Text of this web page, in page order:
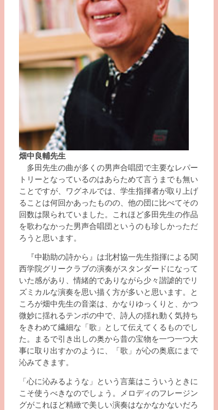
畑中良輔先生
多田先生の曲が多くの男声合唱団で主要なレパー
トリーとなっているのはあらためて言うまでも無い
ことですが、ワグネルでは、学生指揮者が取り上げ
ることは何回かあったものの、他の団に比べてその
回数は限られていました。これほど多田先生の作品
を歌わなかった男声合唱団というのも珍しかっただ
ろうと思います。
『中勘助の詩から』は北村協一先生指揮による関
西学院グリークラブの演奏がスタンダードになって
いた感があり、情緒的でありながら少々諧謔的でリ
ズミカルな演奏を思い描く方が多いと思います。と
ころが畑中先生の音楽は、かなりゆっくりと、かつ
微妙に揺れるテンポの中で、詩人の揺れ動く気持ち
をきわめて繊細な「歌」として伝えてくるものでし
た。まるで引き出しの奥から昔の宝物を一つ一つ大
事に取り出すかのように、「歌」が心の奥底にまで
沁みてきます。
「心に沁みるような」という言葉はこういうときに
こそ使うべきなのでしょう。メロディのフレージン
グがこれほど精緻で美しい演奏はなかなかないだろ